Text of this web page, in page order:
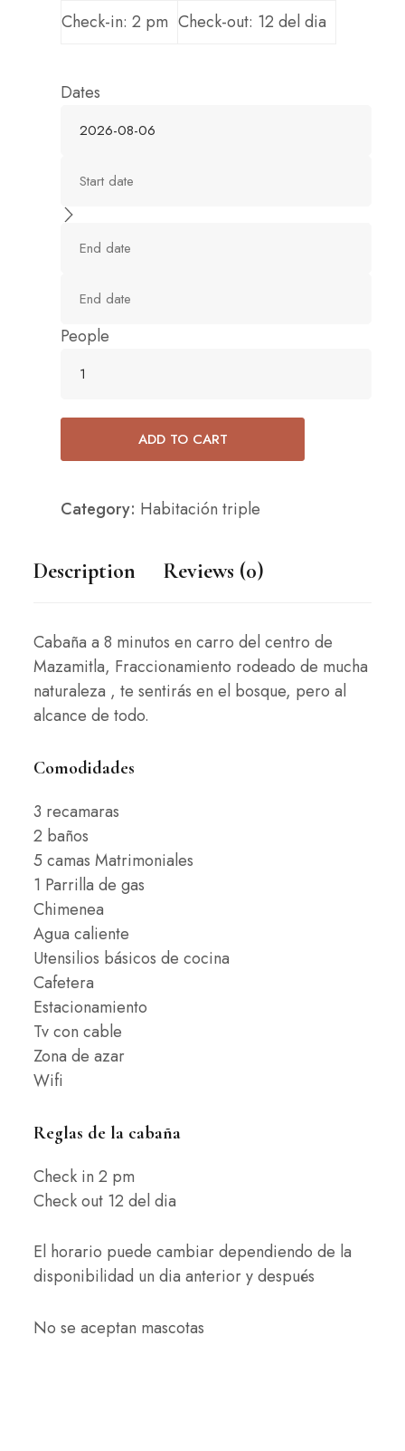
Check-in: 2 pm Check-out: 12 del dia
Dates
People
ADD TO CART
Category: Habitación triple
Description Reviews (0)
Cabaña a 8 minutos en carro del centro de
Mazamitla, Fraccionamiento rodeado de mucha
naturaleza , te sentirás en el bosque, pero al
alcance de todo.
Comodidades
3 recamaras
2 baños
5 camas Matrimoniales
1 Parrilla de gas
Chimenea
Agua caliente
Utensilios básicos de cocina
Cafetera
Estacionamiento
Tv con cable
Zona de azar
Wifi
Reglas de la cabaña
Check in 2 pm
Check out 12 del dia
El horario puede cambiar dependiendo de la
disponibilidad un dia anterior y después
No se aceptan mascotas